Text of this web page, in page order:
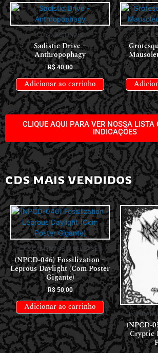
CDS NACIONAIS
Sadistic Drive –
Anthropophagy
R$40,00
Adicionar ao carrinho
CLIQUE AQUI PARA VER NOSSA LISTA
INDICAÇÕES
CDS MAIS VENDIDOS
LANÇAMENTOS // RELEASES
(NPCD-046) Fossilization –
Leprous Daylight (Com Poster
Gigante)
R$50,00
Adicionar ao carrinho
(NPCD-
Cryptic